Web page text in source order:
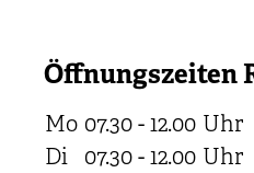
Öffnungszeiten
Mo 07.30 - 12.00 Uhr
Di
07.30 - 12.00 Uhr